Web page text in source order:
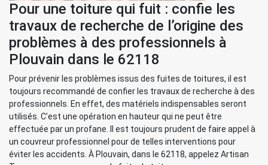
Pour une toiture qui fuit : confie les
travaux de recherche de l’origine des
problèmes à des professionnels à
Plouvain dans le 62118
Pour prévenir les problèmes issus des fuites de toitures, il est
toujours recommandé de confier les travaux de recherche à des
professionnels. En effet, des matériels indispensables seront
utilisés. C’est une opération en hauteur qui ne peut être
effectuée par un profane. Il est toujours prudent de faire appel à
un couvreur professionnel pour de telles interventions pour
éviter les accidents. À Plouvain, dans le 62118, appelez Artisan